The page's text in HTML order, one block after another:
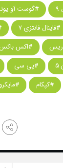
#گوست آو
#فاینال فانتزی ۷
#اکس
#پی سی
#کپکام